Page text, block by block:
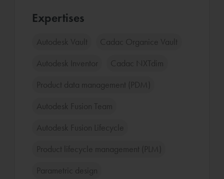
Expertises
Autodesk Vault Cadac Organice Vault
Autodesk Inventor Cadac NXTdim
Product data management (PDM)
Autodesk Fusion Team
Autodesk Fusion Lifecycle
Product lifecycle management (PLM)
Parametric design